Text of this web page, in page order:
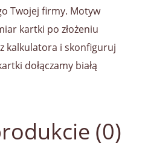
Twojej firmy. Motyw
kartki po złożeniu
kalkulatora i skonfiguruj
dołączamy białą
(0)